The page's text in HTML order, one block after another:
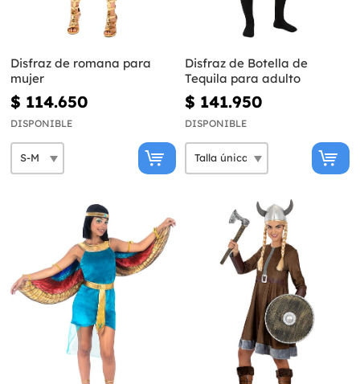
Disfraz de romana para
mujer
$ 114.650
DISPONIBLE
Disfraz de Botella de
Tequila para adulto
$ 141.950
DISPONIBLE